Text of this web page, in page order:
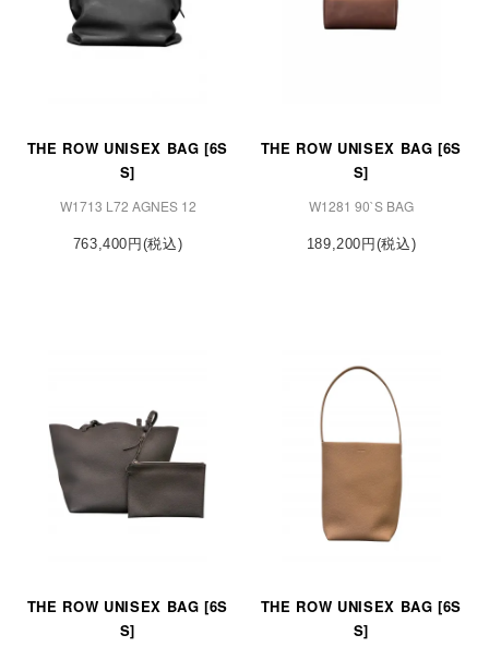
THE ROW UNISEX BAG [6S
S]
W1713 L72 AGNES 12
763,400円(税込)
THE ROW UNISEX BAG [6S
S]
W1281 90`S BAG
189,200円(税込)
THE ROW UNISEX BAG [6S
S]
THE ROW UNISEX BAG [6S
S]